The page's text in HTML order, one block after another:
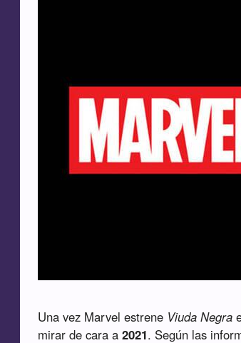
Una vez Marvel estrene Viuda Negra
mirar de cara a2021. Según las